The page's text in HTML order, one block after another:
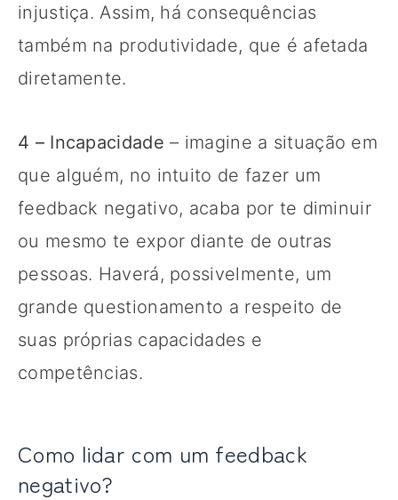
injustiça. Assim, há consequências
também na produtividade, que é afetada
diretamente.
4 – Incapacidade – imagine a situação em
que alguém, no intuito de fazer um
feedback negativo, acaba por te diminuir
ou mesmo te expor diante de outras
pessoas. Haverá, possivelmente, um
grande questionamento a respeito de
suas próprias capacidades e
competências.
Como lidar com um feedback
negativo?